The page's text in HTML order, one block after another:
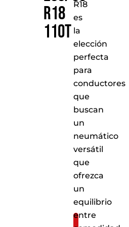
R18
110T
R18
es
la
elección
perfecta
para
conductores
que
buscan
un
neumático
versátil
que
ofrezca
un
equilibrio
entre